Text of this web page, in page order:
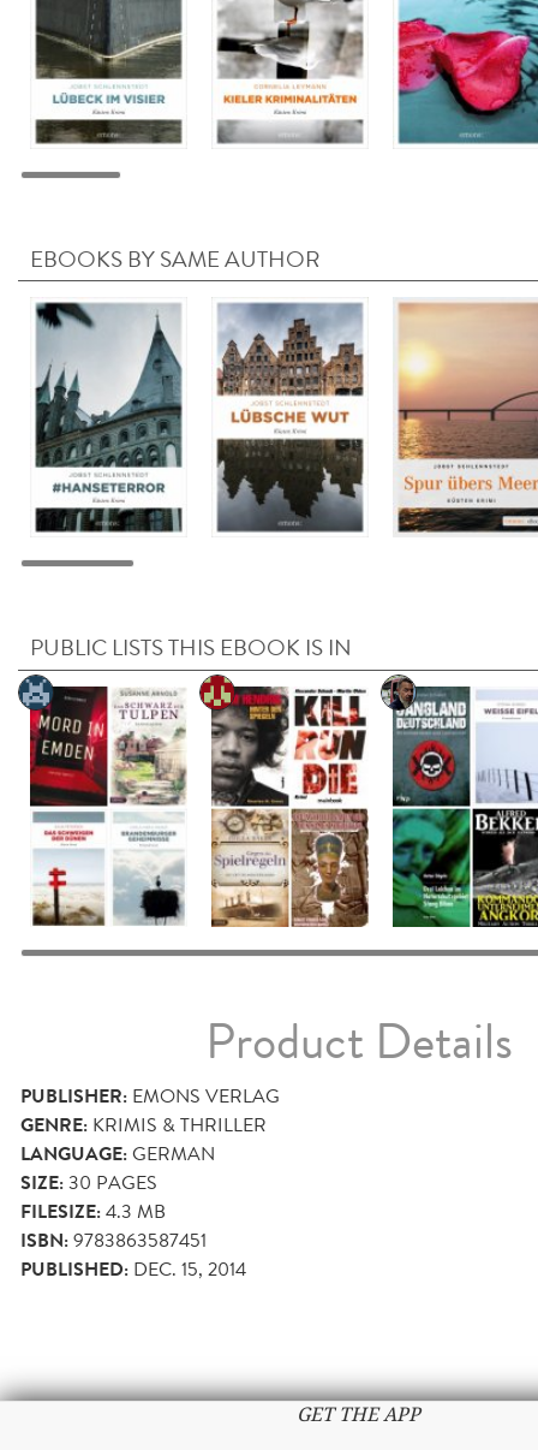
EBOOKS BY SAME AUTHOR
PUBLIC LISTS THIS EBOOK IS IN
Product Details
PUBLISHER: EMONS VERLAG
GENRE: KRIMIS & THRILLER
LANGUAGE:GERMAN
SIZE:30 PAGES
FILESIZE:4.3 MB
ISBN:9783863587451
PUBLISHED: DEC. 15, 2014
GET THE APP